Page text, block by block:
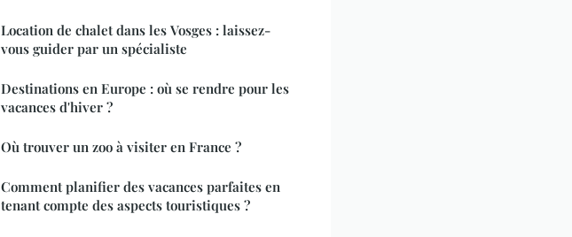
Location de chalet dans les Vosges : laissez-
vous guider par un spécialiste
Destinations en Europe : où se rendre pour les
vacances d'hiver ?
Où trouver un zoo à visiter en France ?
Comment planifier des vacances parfaites en
tenant compte des aspects touristiques ?